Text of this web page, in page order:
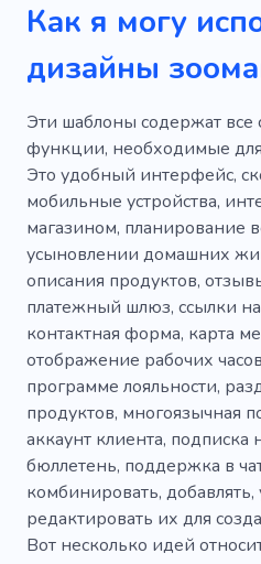
Как я могу
дизайны
Эти шаблоны содержат
функции, необходимые для
Это удобный интерфейс,
мобильные устройства,
магазином, планирование
усыновлении домашних
описания продуктов,
платежный шлюз, ссылки
контактная форма, карта
отображение рабочих
программе лояльности,
продуктов, многоязычная
аккаунт клиента,
бюллетень, поддержка в
комбинировать, добавлять,
редактировать их для
Вот несколько идей